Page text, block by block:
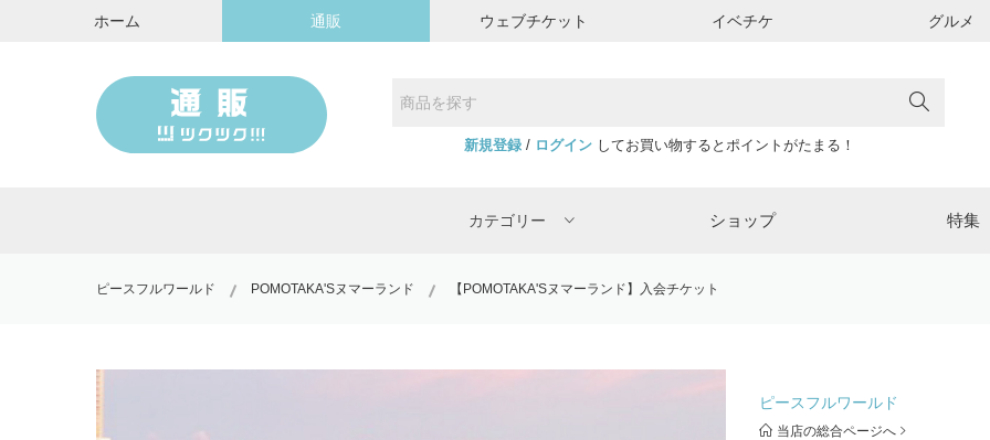
ホーム 通販 ウェブチケット イベチケ グルメ
新規登録/ ログインしてお買い物するとポイントがたまる！
カテゴリー ショップ 特集
ピースフルワールド POMOTAKA'Sヌマーランド 【POMOTAKA'Sヌマーランド】入会チケット
ピースフルワールド
当店の総合ページへ